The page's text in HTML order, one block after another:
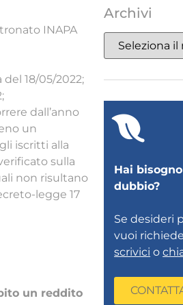
INAPA
18/05/2022;
dall’anno
un
iscritti alla
sulla
non risultano
legge 17
un reddito
Archivi
Hai
dubbio?
Se desideri
vuoi
scrivici o